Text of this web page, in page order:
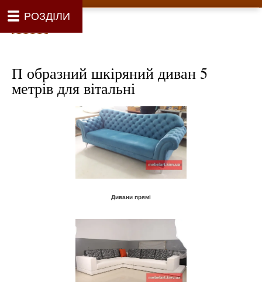
Як проводиться замовлення меблів
Вартість виготовлення меблів
Рядок навіґації
Головна
П образний шкіряний диван 5
метрів для вітальні
Дивани прямі
РОЗДІЛИ